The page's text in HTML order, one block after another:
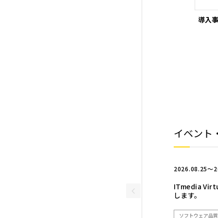
導入
イベント
2026.08.25～
ITmedia
します。
ソフトウェア品